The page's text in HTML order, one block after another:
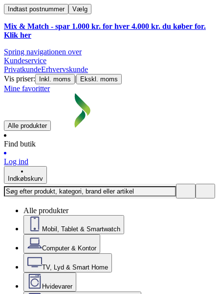
Indtast postnummer Vælg
Mix & Match - spar 1.000 kr. for hver 4.000 kr. du køber for.
Klik her
Spring navigationen over
Kundeservice
PrivatkundeErhvervskunde
Vis priser:
Inkl. moms | Ekskl. moms
Mine favoritter
Alle produkter
Find butik
Log ind
Indkøbskurv
Alle produkter
Mobil, Tablet & Smartwatch
Computer & Kontor
TV, Lyd & Smart Home
Hvidevarer